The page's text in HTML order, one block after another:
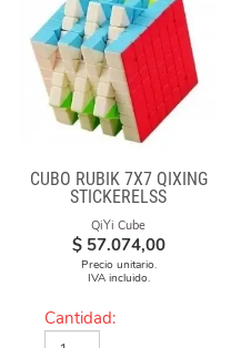
CUBO RUBIK 7X7 QIXING
STICKERELSS
QiYi Cube
$ 57.074,00
Precio unitario.
IVA incluido.
Cantidad: